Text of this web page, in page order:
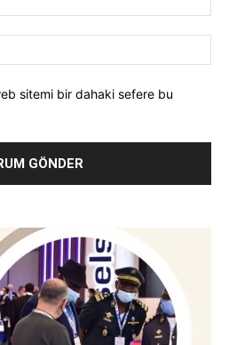
sitemi bir dahaki sefere bu